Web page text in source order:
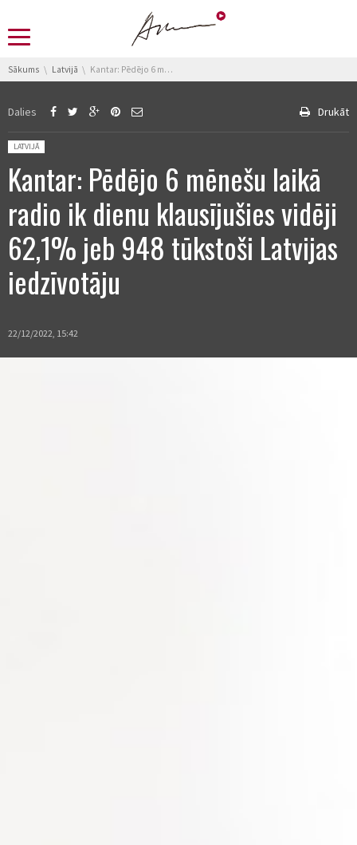
You are here:
Sākums Latvijā Kantar: Pēdējo 6 mēnešu laikā radio ik dienu klausījušies vidēji 62,1% jeb 948 tūkstoši Latvijas iedzīvotāju
Dalies Drukāt
Posted in:
LATVIJĀ
Kantar: Pēdējo 6 mēnešu laikā
radio ik dienu klausījušies vidēji
62,1% jeb 948 tūkstoši Latvijas
iedzīvotāju
22/12/2022, 15:42